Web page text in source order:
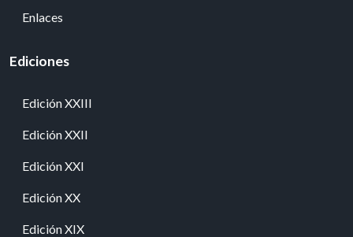
Enlaces
Ediciones
Edición XXIII
Edición XXII
Edición XXI
Edición XX
Edición XIX